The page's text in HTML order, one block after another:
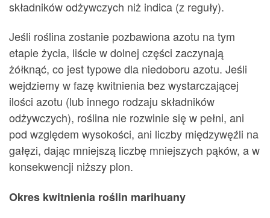
składników odżywczych niż indica (z reguły).
Jeśli roślina zostanie pozbawiona azotu na tym
etapie życia, liście w dolnej części zaczynają
żółknąć, co jest typowe dla niedoboru azotu. Jeśli
wejdziemy w fazę kwitnienia bez wystarczającej
ilości azotu (lub innego rodzaju składników
odżywczych), roślina nie rozwinie się w pełni, ani
pod względem wysokości, ani liczby międzywęźli na
gałęzi, dając mniejszą liczbę mniejszych pąków, a w
konsekwencji niższy plon.
Okres kwitnienia roślin marihuany